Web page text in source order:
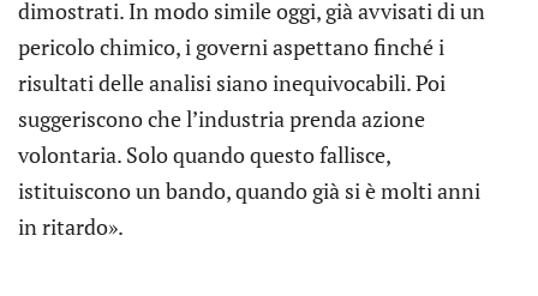
dimostrati. In modo simile oggi, già avvisati di un
pericolo chimico, i governi aspettano finché i
risultati delle analisi siano inequivocabili. Poi
suggeriscono che l’industria prenda azione
volontaria. Solo quando questo fallisce,
istituiscono un bando, quando già si è molti anni
in ritardo».